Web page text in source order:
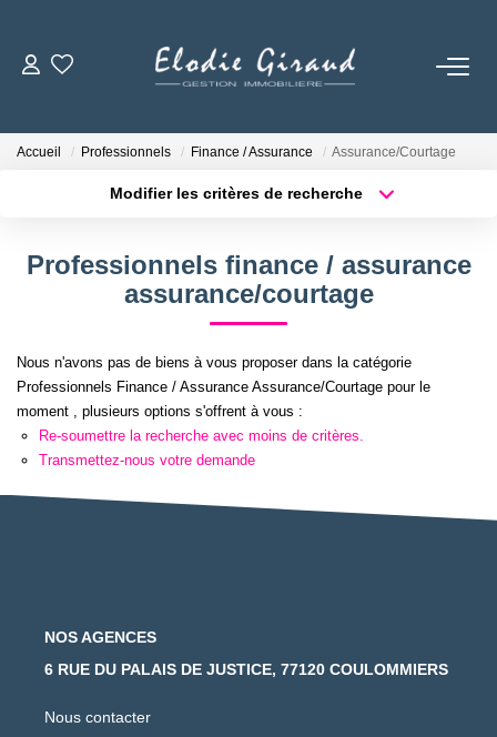
GESTION LOCATIVE
NOS TARIFS
CONTACT
Accueil Professionnels Finance / Assurance Assurance/Courtage
Modifier les critères de recherche
Budget max
Professionnels finance / assurance
assurance/courtage
Nous n'avons pas de biens à vous proposer dans la catégorie
Professionnels Finance / Assurance Assurance/Courtage pour le
moment , plusieurs options s'offrent à vous :
Re-soumettre la recherche avec moins de critères.
Transmettez-nous votre demande
NOS AGENCES
6 RUE DU PALAIS DE JUSTICE, 77120 COULOMMIERS
Nous contacter